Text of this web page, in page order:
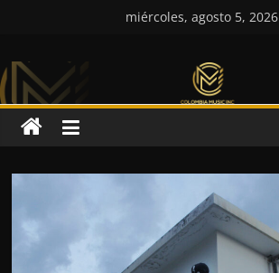
miércoles, agosto 5, 2026
Colombia
Music
Inc
Music